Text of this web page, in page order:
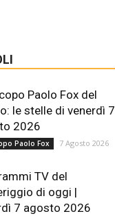
Paolo Fox del
le stelle di venerdì 7
2026
Paolo Fox 7 Agosto 2026
TV del
di oggi |
7 agosto 2026